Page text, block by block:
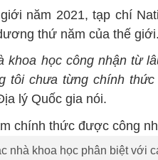
năm 2021, tạp chí
thứ năm của thế giới.
học công nhận từ
tôi chưa từng chính
lý Quốc gia nói.
nhà khoa học phân biệt với